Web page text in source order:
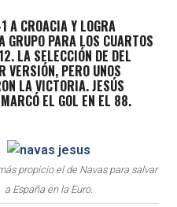
A CROACIA Y LOGRA
PARA LOS CUARTOS
LA SELECCIÓN DE DEL
VERSIÓN, PERO UNOS
LA VICTORIA. JESÚS
EL GOL EN EL 88.
propicio el de Navas para salvar
a España en la Euro.